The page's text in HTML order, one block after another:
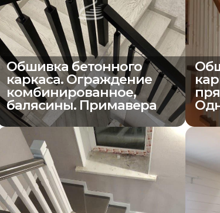
Обшивка бетонного
каркаса. Ограждение
комбинированное,
балясины. Примавера